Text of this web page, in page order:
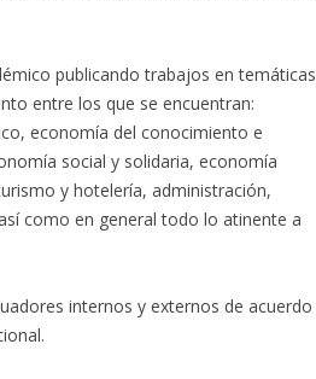
publicando trabajos en temáticas
entre los que se encuentran:
economía del conocimiento e
social y solidaria, economía
y hotelería, administración,
como en general todo lo atinente a
internos y externos de acuerdo